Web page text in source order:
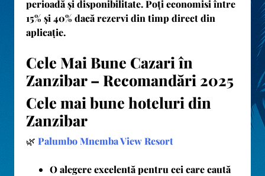
perioadă și disponibilitate. Poți economisi între
15% și 40% dacă rezervi din timp direct din
aplicație.
Cele Mai Bune Cazari în
Zanzibar – Recomandări 2025
Cele mai bune hoteluri din
Zanzibar
🌿 Palumbo Mnemba View Resort
O alegere excelentă pentru cei care caută